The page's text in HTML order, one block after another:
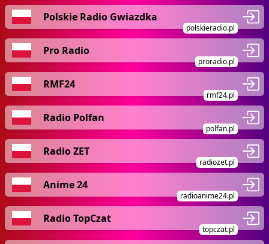
Polskie Radio Gwiazdka
polskieradio.pl
Pro Radio
proradio.pl
RMF24
rmf24.pl
Radio Polfan
polfan.pl
Radio ZET
radiozet.pl
Anime 24
radioanime24.pl
Radio TopCzat
topczat.pl